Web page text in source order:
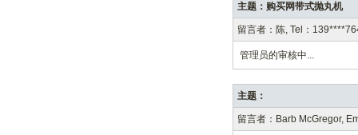
主题：购买网带式抛丸机
留言者：陈, Tel：
管理员的审核中...
主题：
留言者：Barb McGregor,